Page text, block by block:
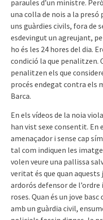
paraules d’un ministre.
una colla de nois a la
uns guàrdies civils, fora de
esdevingut un agreujant,
ho és les 24 hores del dia.
condició la que penalitzen.
penalitzen els que
procés endegat contra els
Barca.
En els vídeos de la noia
han vist sexe consentit. En
amenaçador i sense cap
tal com indiquen les
volen veure una pallissa
veritat és que quan aquests
ardorós defensor de
roses. Quan és un jove
amb un guàrdia civil,